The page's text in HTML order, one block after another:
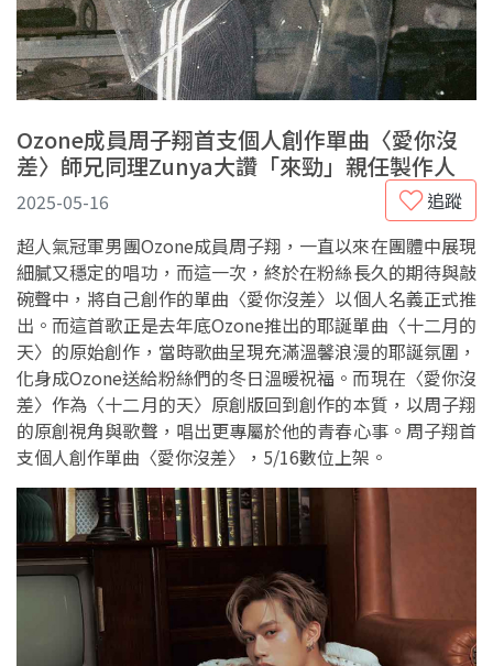
Ozone成員周子翔首支個人創作單曲〈愛你沒
差〉師兄同理Zunya大讚「來勁」親任製作人
追蹤
2025-05-16
超人氣冠軍男團Ozone成員周子翔，一直以來在團體中展現
細膩又穩定的唱功，而這一次，終於在粉絲長久的期待與敲
碗聲中，將自己創作的單曲〈愛你沒差〉以個人名義正式推
出。而這首歌正是去年底Ozone推出的耶誕單曲〈十二月的
天〉的原始創作，當時歌曲呈現充滿溫馨浪漫的耶誕氛圍，
化身成Ozone送給粉絲們的冬日溫暖祝福。而現在〈愛你沒
差〉作為〈十二月的天〉原創版回到創作的本質，以周子翔
的原創視角與歌聲，唱出更專屬於他的青春心事。周子翔首
支個人創作單曲〈愛你沒差〉，5/16數位上架。